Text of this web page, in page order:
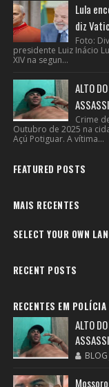
Lula
diz
Foto:
presidente Luiz Inácio
XIV na segun...
ALTO
Crime
Outubro de 2025 na
Açú Potiguar. A vítima...
FEATURED POSTS
MAIS RECENTES
SELECT YOUR OWN
RECENT POSTS
RECENTES EM POLÍCIA
ALTO